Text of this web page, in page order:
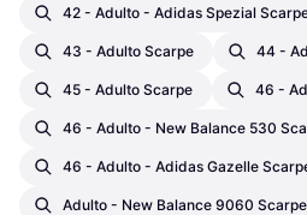
42 - Adulto - Adidas Spezial
43 - Adulto Scarpe 44 -
45 - Adulto Scarpe 46 -
46 - Adulto - New Balance 530
46 - Adulto - Adidas Gazelle
Adulto - New Balance 9060 Scarpe